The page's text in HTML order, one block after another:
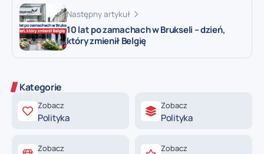
Następny artykuł
10 lat po zamachach w Brukseli – dzień,
który zmienił Belgię
Kategorie
Zobacz
Polityka
Zobacz
Polityka
Zobacz Zobacz